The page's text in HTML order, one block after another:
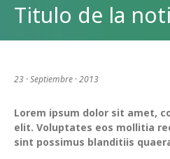
Titulo de la
23 · Septiembre · 2013
Lorem ipsum dolor sit amet,
elit. Voluptates eos mollitia
sint possimus blanditiis